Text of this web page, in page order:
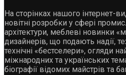
На сторінках нашого інтернет-
новітні розробки у сфері
архітектури, меблеві новинки
дизайнерів, що подають надії,
технічні «бестселери», огляди
міжнародних та українських
біографії відомих майстрів та